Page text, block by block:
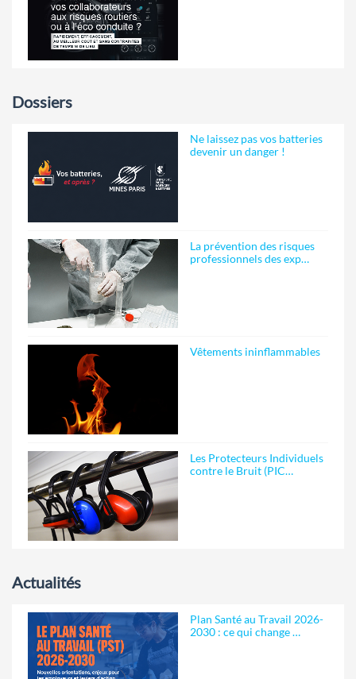
Dossiers
Ne laissez pas vos batteries
devenir un danger !
La prévention des risques
professionnels des exp…
Vêtements ininflammables
Les Protecteurs Individuels
contre le Bruit (PIC…
Actualités
Plan Santé au Travail 2026-
2030 : ce qui change …